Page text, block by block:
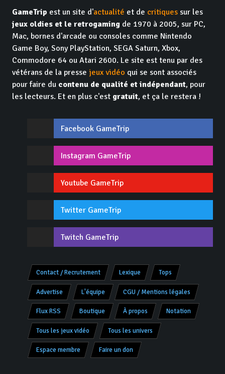
GameTrip est un site d'actualité et de critiques sur les
jeux oldies et le retrogaming de 1970 à 2005, sur PC,
Mac, bornes d'arcade ou consoles comme Nintendo
Game Boy, Sony PlayStation, SEGA Saturn, Xbox,
Commodore 64 ou Atari 2600. Le site est tenu par des
vétérans de la presse jeux vidéo qui se sont associés
pour faire du contenu de qualité et indépendant, pour
les lecteurs. Et en plus c'est gratuit, et ça le restera !
Facebook GameTrip
Instagram GameTrip
Youtube GameTrip
Twitter GameTrip
Twitch GameTrip
Contact / Recrutement Lexique Tops
Advertise L'équipe CGU / Mentions légales
Flux RSS Boutique À propos Notation
Tous les jeux vidéo Tous les univers
Espace membre Faire un don